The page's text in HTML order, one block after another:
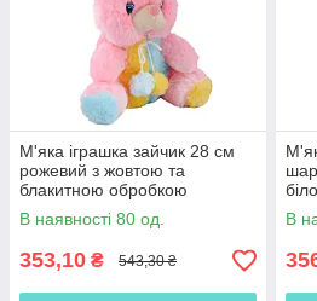
М'яка іграшка зайчик 28 см
рожевий з жовтою та
блакитною обробкою
(41211.001)
В наявності 80 од.
353,10 ₴ 543,30 ₴
В